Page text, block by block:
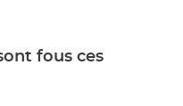
fous ces